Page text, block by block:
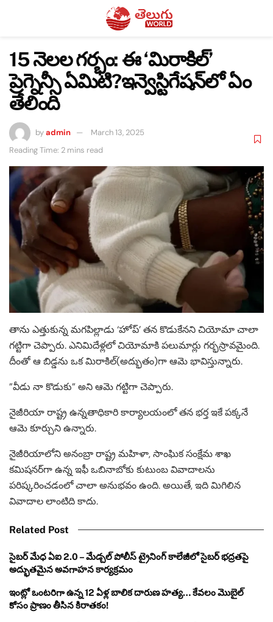
15 నెలల గర్భం: ఈ ‘మిరాకిల్’
ప్రెగ్నెన్సీ ఏమిటి?ఇన్వెస్టిగేషన్‌‌లో ఏం
తేలింది
byadmin
March 13, 2025
Reading Time: 2 mins read
తాను ఎత్తుకున్న మగపిల్లాడు ‘హోప్’ తన కొడుకేనని చియోమా చాలా
గట్టిగా చెప్పారు. ఎనిమిదేళ్లలో చియోమాకి పలుమార్లు గర్భస్రావమైంది.
దీంతో ఆ బిడ్డను ఒక మిరాకిల్(అద్భుతం)గా ఆమె భావిస్తున్నారు.
”వీడు నా కొడుకు” అని ఆమె గట్టిగా చెప్పారు.
నైజీరియా రాష్ట్ర ఉన్నతాధికారి కార్యాలయంలో తన భర్త ఇకే పక్కనే
ఆమె కూర్చుని ఉన్నారు.
నైజీరియాలోని అనంబ్రా రాష్ట్ర మహిళా, సాంఘిక సంక్షేమ శాఖ
కమిషనర్‌గా ఉన్న ఇఫీ ఒబినాబోకు కుటుంబ వివాదాలను
పరిష్కరించడంలో చాలా అనుభవం ఉంది. అయితే, ఇది మిగిలిన
వివాదాల లాంటిది కాదు.
Related Post
సైబర్ మేధ ఏఐ 2.0 – మేడ్చల్ పోలీస్ ట్రైనింగ్ కాలేజీలో సైబర్ భద్రతపై
అద్భుతమైన అవగాహన కార్యక్రమం
ఇంట్లో ఒంటరిగా ఉన్న 12 ఏళ్ల బాలిక దారుణ హత్య… కేవలం మొబైల్
కోసం ప్రాణం తీసిన కిరాతకం!